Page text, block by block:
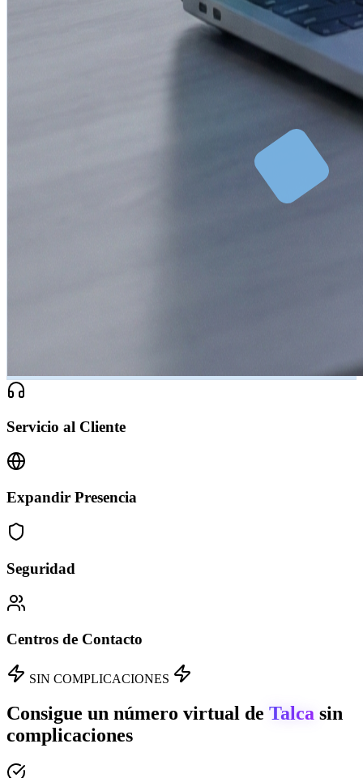
Servicio al Cliente
Expandir Presencia
Seguridad
Centros de Contacto
SIN COMPLICACIONES
Consigue un número virtual de Talca sin
complicaciones